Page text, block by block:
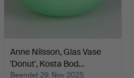
Anne Nilsson, Glas Vase
'Donut', Kosta Bod…
Beendet 29. Nov 2025